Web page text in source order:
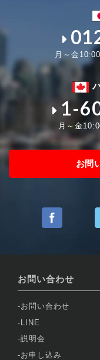
月～金
1-
月～金
お問
お問い合わせ
お問い合わせ
LINE
説明会
お申し込み